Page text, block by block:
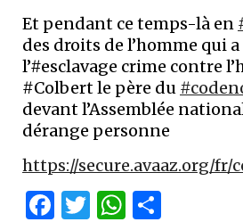
Et pendant ce temps-là en
des droits de l’homme qui
l’#esclavage crime contre
#Colbert le père du
devant l’Assemblée
dérange personne
https://secure.avaaz.org/fr/
Facebook
Twitter